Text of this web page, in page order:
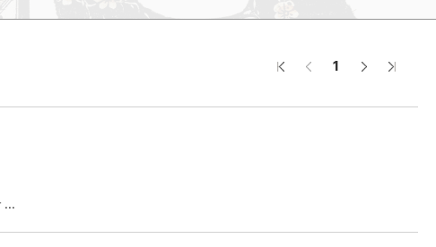
신진학자 초청 연구교류 사업
규장각-산기 연구비 지원 사업
1
...